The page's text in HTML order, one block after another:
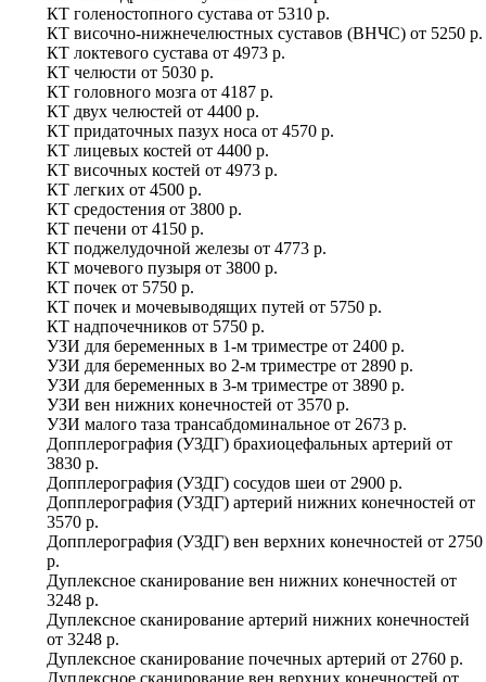
КТ голеностопного сустава от 5310 р.
КТ височно-нижнечелюстных суставов (ВНЧС) от 5250 р.
КТ локтевого сустава от 4973 р.
КТ челюсти от 5030 р.
КТ головного мозга от 4187 р.
КТ двух челюстей от 4400 р.
КТ придаточных пазух носа от 4570 р.
КТ лицевых костей от 4400 р.
КТ височных костей от 4973 р.
КТ легких от 4500 р.
КТ средостения от 3800 р.
КТ печени от 4150 р.
КТ поджелудочной железы от 4773 р.
КТ мочевого пузыря от 3800 р.
КТ почек от 5750 р.
КТ почек и мочевыводящих путей от 5750 р.
КТ надпочечников от 5750 р.
УЗИ для беременных в 1-м триместре от 2400 р.
УЗИ для беременных во 2-м триместре от 2890 р.
УЗИ для беременных в 3-м триместре от 3890 р.
УЗИ вен нижних конечностей от 3570 р.
УЗИ малого таза трансабдоминальное от 2673 р.
Допплерография (УЗДГ) брахиоцефальных артерий от
3830 р.
Допплерография (УЗДГ) сосудов шеи от 2900 р.
Допплерография (УЗДГ) артерий нижних конечностей от
3570 р.
Допплерография (УЗДГ) вен верхних конечностей от 2750
р.
Дуплексное сканирование вен нижних конечностей от
3248 р.
Дуплексное сканирование артерий нижних конечностей
от 3248 р.
Дуплексное сканирование почечных артерий от 2760 р.
Дуплексное сканирование вен верхних конечностей от